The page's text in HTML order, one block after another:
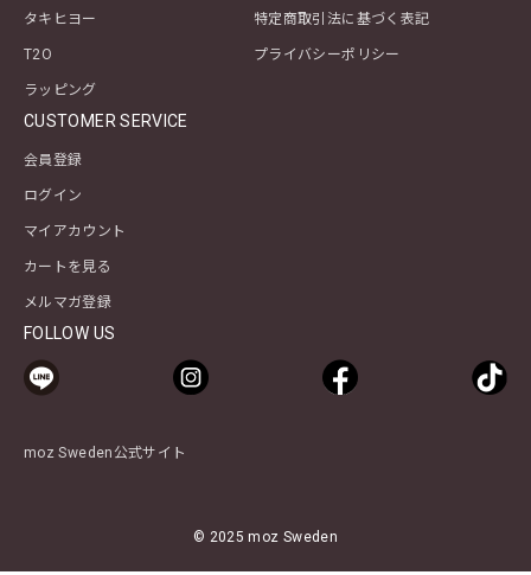
タキヒヨー
T2O
ラッピング
特定商取引法に基づく表記
プライバシーポリシー
CUSTOMER SERVICE
会員登録
ログイン
マイアカウント
カートを見る
メルマガ登録
FOLLOW US
moz Sweden公式サイト
© 2025 moz Sweden